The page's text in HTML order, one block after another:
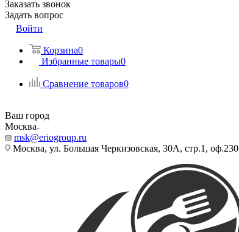
Заказать звонок
Задать вопрос
Войти
Корзина0
Избранные товары0
Сравнение товаров0
Ваш город
Москва
msk@eriogroup.ru
Москва, ул. Большая Черкизовская, 30А, стр.1, оф.230